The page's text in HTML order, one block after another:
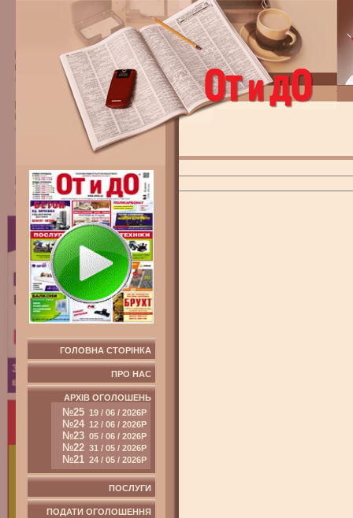
ГОЛОВНА СТОРІНКА
ПРО НАС
АРХІВ ОГОЛОШЕНЬ
№25 19 / 06 / 2026Р
№24 12 / 06 / 2026Р
№23 05 / 06 / 2026Р
№22 31 / 05 / 2026Р
№21 24 / 05 / 2026Р
ПОСЛУГИ
ПОДАТИ ОГОЛОШЕННЯ